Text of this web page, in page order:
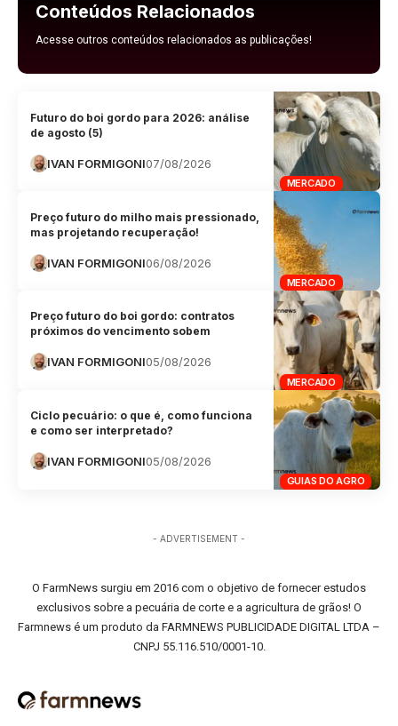
Conteúdos Relacionados
Acesse outros conteúdos relacionados as publicações!
MERCADO
Futuro do boi gordo para 2026: análise
de agosto (5)
IVAN FORMIGONI07/08/2026
MERCADO
Preço futuro do milho mais pressionado,
mas projetando recuperação!
IVAN FORMIGONI06/08/2026
MERCADO
Preço futuro do boi gordo: contratos
próximos do vencimento sobem
IVAN FORMIGONI05/08/2026
GUIAS DO AGRO
Ciclo pecuário: o que é, como funciona
e como ser interpretado?
IVAN FORMIGONI05/08/2026
- ADVERTISEMENT -
O FarmNews surgiu em 2016 com o objetivo de fornecer estudos
exclusivos sobre a pecuária de corte e a agricultura de grãos! O
Farmnews é um produto da FARMNEWS PUBLICIDADE DIGITAL LTDA –
CNPJ 55.116.510/0001-10.